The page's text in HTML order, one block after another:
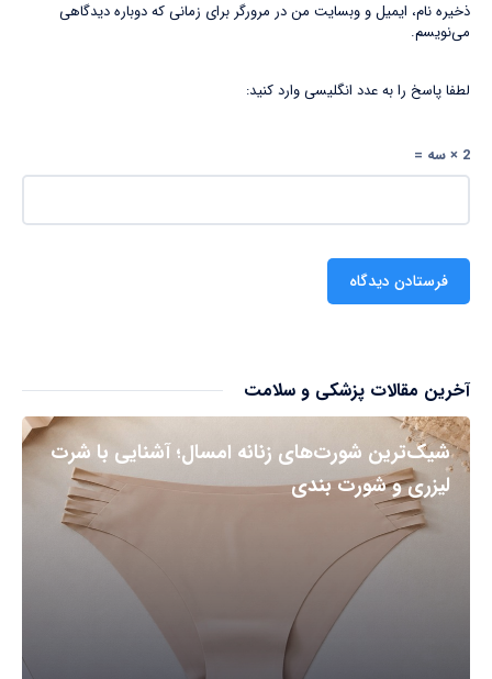
ذخیره نام، ایمیل و وبسایت من در مرورگر برای زمانی که دوباره دیدگاهی
می‌نویسم.
لطفا پاسخ را به عدد انگلیسی وارد کنید:
2 × سه =
آخرین مقالات پزشکی و سلامت
شیک‌ترین شورت‌های زنانه امسال؛ آشنایی با شرت
لیزری و شورت بندی